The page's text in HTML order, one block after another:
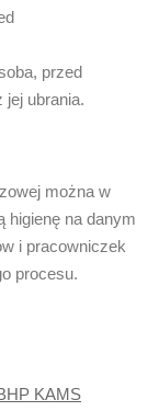
przed
ubrania.
można w
higienę na danym
i pracowniczek
procesu.
KAMS